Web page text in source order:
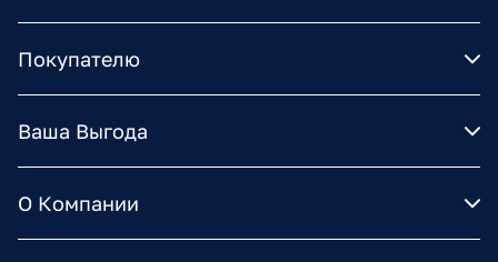
Покупателю
Ваша Выгода
О Компании